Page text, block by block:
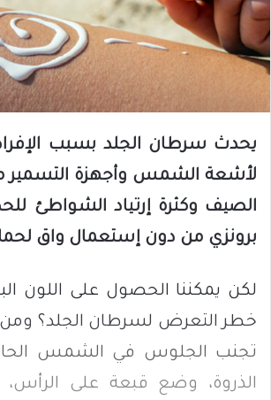
يحدث سرطان الجلد بسبب
لأشعة الشمس وأجهزة
الصيف وكثرة إرتياد الشواطئ
برونزي من دون إستعمال واق
لكن يمكننا الحصول على اللون
خطر التعرض لسرطان الجلد؟
تجنب الجلوس في الشمس
الذروة، وضع قبعة على